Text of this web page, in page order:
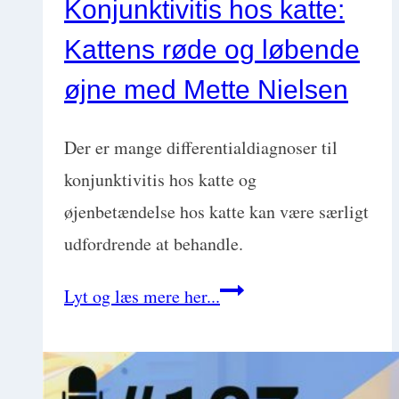
Konjunktivitis hos katte:
Kattens røde og løbende
øjne med Mette Nielsen
Der er mange differentialdiagnoser til
konjunktivitis hos katte og
øjenbetændelse hos katte kan være særligt
udfordrende at behandle.
Lyt og læs mere her...Konjunktivitis
katte:
Kattens